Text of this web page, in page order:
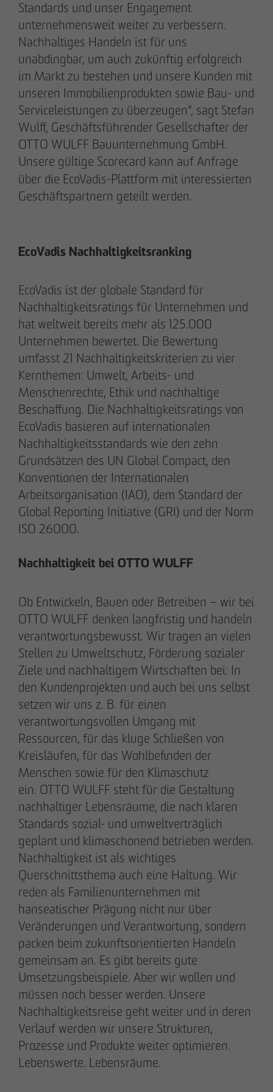
Standards und unser Engagement
unternehmensweit weiter zu verbessern.
Nachhaltiges Handeln ist für uns
unabdingbar, um auch zukünftig erfolgreich
im Markt zu bestehen und unsere Kunden mit
unseren Immobilienprodukten sowie Bau- und
Serviceleistungen zu überzeugen“, sagt Stefan
Wulff, Geschäftsführender Gesellschafter der
OTTO WULFF Bauunternehmung GmbH. ​​
Unsere gültige Scorecard kann auf Anfrage
über die EcoVadis-Plattform mit interessierten
Geschäftspartnern geteilt werden.​
EcoVadisNachhaltigkeitsranking
EcoVadis ist der globale Standard für
Nachhaltigkeitsratings für Unternehmen und
hat weltweit bereits mehr als 125.000
Unternehmen bewertet. Die Bewertung
umfasst 21 Nachhaltigkeitskriterien zu vier
Kernthemen: Umwelt, Arbeits- und
Menschenrechte, Ethik und nachhaltige
Beschaffung. Die Nachhaltigkeitsratings von
EcoVadis basieren auf internationalen
Nachhaltigkeitsstandards wie den zehn
Grundsätzen des UN Global Compact, den
Konventionen der Internationalen
Arbeitsorganisation (IAO), dem Standard der
Global Reporting Initiative (GRI) und der Norm
ISO 26000.​​
Nachhaltigkeit bei OTTO WULFF
Ob Entwickeln, Bauen oder Betreiben – wir bei
OTTO WULFF denken langfristig und handeln
verantwortungsbewusst. Wir tragen an vielen
Stellen zu Umweltschutz, Förderung sozialer
Ziele und nachhaltigem Wirtschaften bei: In
den Kundenprojekten und auch bei uns selbst
setzen wir uns z. B. für einen
verantwortungsvollen Umgang mit
Ressourcen, für das kluge Schließen von
Kreisläufen, für das Wohlbefinden der
Menschen sowie für den Klimaschutz
ein. OTTO WULFF steht für die Gestaltung
nachhaltiger Lebensräume, die nach klaren
Standards sozial- und umweltverträglich
geplant und klimaschonend betrieben werden.
Nachhaltigkeit ist als wichtiges
Querschnittsthema auch eine Haltung. Wir
reden als Familienunternehmen mit
hanseatischer Prägung nicht nur über
Veränderungen und Verantwortung, sondern
packen beim zukunftsorientierten Handeln
gemeinsam an. Es gibt bereits gute
Umsetzungsbeispiele. Aber wir wollen und
müssen noch besser werden. Unsere
Nachhaltigkeitsreise geht weiter und in deren
Verlauf werden wir unsere Strukturen,
Prozesse und Produkte weiter optimieren. ​
Lebenswerte. Lebensräume.
20.03.2026
9 Jahre nach Beginn des B-Plan-Verfahrens:
OTTO WULFF setzt symbolischen Spatenstich
für FRIEDRICHS VIER im Randelpark
DAS TEAM.
Pia-Alin Demirayakli
Abteilungsleiterin
+49 173 4928616
Erik J. Schulze
Pressesprecher
Kommunikation & Marketing
eschulze@otto-wulff.de
+49 173 7360070
Max Wedgbury
Kommunikationsreferent
Kommunikation & Marketing
mwedgbury @otto-wulff.de
+49 172 7311403
Nicol Weinzweig
Kommunikationsreferentin Intern
Kommunikation & Marketing
nweinzweig@ otto-wulff.de
+49 173 1590689
Lisann Hessel-Matusek
Presse- und Öffentlichkeitsarbeit
Kommunikation & Marketing
Ihesselmatusek@otto-wulff.de
+49 151 15990464
Geschäftspartner werden